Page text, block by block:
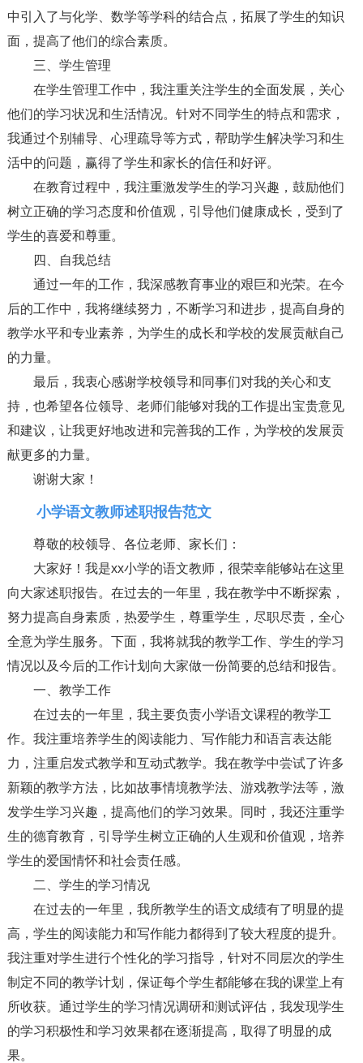
中引入了与化学、数学等学科的结合点，拓展了学生的知识
面，提高了他们的综合素质。
三、学生管理
在学生管理工作中，我注重关注学生的全面发展，关心
他们的学习状况和生活情况。针对不同学生的特点和需求，
我通过个别辅导、心理疏导等方式，帮助学生解决学习和生
活中的问题，赢得了学生和家长的信任和好评。
在教育过程中，我注重激发学生的学习兴趣，鼓励他们
树立正确的学习态度和价值观，引导他们健康成长，受到了
学生的喜爱和尊重。
四、自我总结
通过一年的工作，我深感教育事业的艰巨和光荣。在今
后的工作中，我将继续努力，不断学习和进步，提高自身的
教学水平和专业素养，为学生的成长和学校的发展贡献自己
的力量。
最后，我衷心感谢学校领导和同事们对我的关心和支
持，也希望各位领导、老师们能够对我的工作提出宝贵意见
和建议，让我更好地改进和完善我的工作，为学校的发展贡
献更多的力量。
谢谢大家！
小学语文教师述职报告范文
尊敬的校领导、各位老师、家长们：
大家好！我是xx小学的语文教师，很荣幸能够站在这里
向大家述职报告。在过去的一年里，我在教学中不断探索，
努力提高自身素质，热爱学生，尊重学生，尽职尽责，全心
全意为学生服务。下面，我将就我的教学工作、学生的学习
情况以及今后的工作计划向大家做一份简要的总结和报告。
一、教学工作
在过去的一年里，我主要负责小学语文课程的教学工
作。我注重培养学生的阅读能力、写作能力和语言表达能
力，注重启发式教学和互动式教学。我在教学中尝试了许多
新颖的教学方法，比如故事情境教学法、游戏教学法等，激
发学生学习兴趣，提高他们的学习效果。同时，我还注重学
生的德育教育，引导学生树立正确的人生观和价值观，培养
学生的爱国情怀和社会责任感。
二、学生的学习情况
在过去的一年里，我所教学生的语文成绩有了明显的提
高，学生的阅读能力和写作能力都得到了较大程度的提升。
我注重对学生进行个性化的学习指导，针对不同层次的学生
制定不同的教学计划，保证每个学生都能够在我的课堂上有
所收获。通过学生的学习情况调研和测试评估，我发现学生
的学习积极性和学习效果都在逐渐提高，取得了明显的成
果。